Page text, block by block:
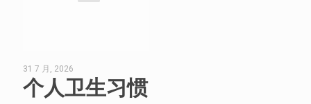
31 7 月, 2026
个人卫生习惯